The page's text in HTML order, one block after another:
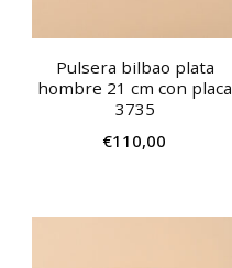
Pulsera bilbao plata
hombre 21 cm con placa
3735
€110,00